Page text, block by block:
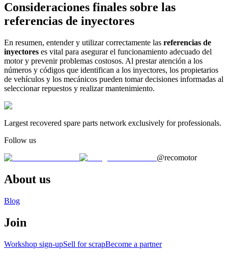
Consideraciones finales sobre las
referencias de inyectores
En resumen, entender y utilizar correctamente las referencias de
inyectores es vital para asegurar el funcionamiento adecuado del
motor y prevenir problemas costosos. Al prestar atención a los
números y códigos que identifican a los inyectores, los propietarios
de vehículos y los mecánicos pueden tomar decisiones informadas al
seleccionar repuestos y realizar mantenimiento.
Largest recovered spare parts network exclusively for professionals.
Follow us
@recomotor
About us
Blog
Join
Workshop sign-upSell for scrapBecome a partner